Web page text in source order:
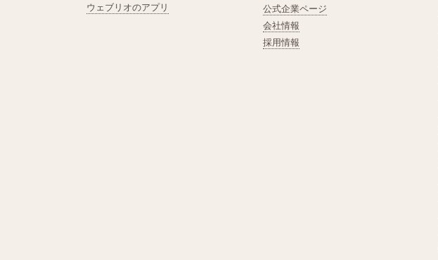
ウェブリオのアプリ
公式企業ページ
会社情報
採用情報